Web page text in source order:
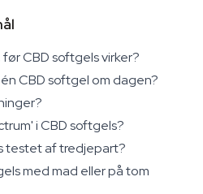
CBD softgels virker?
CBD softgel om dagen?
i CBD softgels?
testet af tredjepart?
med mad eller på tom